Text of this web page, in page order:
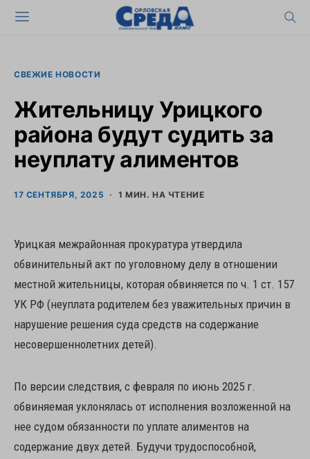
СВЕЖИЕ НОВОСТИ
Жительницу Урицкого
района будут судить за
неуплату алиментов
17 СЕНТЯБРЯ, 2025 1 МИН. НА ЧТЕНИЕ
Урицкая межрайонная прокуратура утвердила
обвинительный акт по уголовному делу в отношении
местной жительницы, которая обвиняется по ч. 1 ст. 157
УК РФ (неуплата родителем без уважительных причин в
нарушение решения суда средств на содержание
несовершеннолетних детей).
По версии следствия, с февраля по июнь 2025 г.
обвиняемая уклонялась от исполнения возложенной на
нее судом обязанности по уплате алиментов на
содержание двух детей. Будучи трудоспособной,